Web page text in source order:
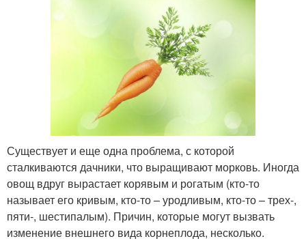
Существует и еще одна проблема, с которой
сталкиваются дачники, что выращивают морковь. Иногда
овощ вдруг вырастает корявым и рогатым (кто-то
называет его кривым, кто-то – уродливым, кто-то – трех-,
пяти-, шестипалым). Причин, которые могут вызвать
изменение внешнего вида корнеплода, несколько.